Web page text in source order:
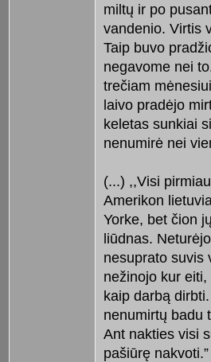
miltų ir po
vandenio. Virtis
Taip buvo
negavome nei
trečiam
laivo pradėjo
keletas sunkiai
nenumirė nei
(...) ,,Visi
Amerikon
Yorke, bet čion
liūdnas.
nesuprato suvis
nežinojo kur
kaip darbą
nenumirtų badu
Ant nakties visi
pašiūrę nakvoti.”